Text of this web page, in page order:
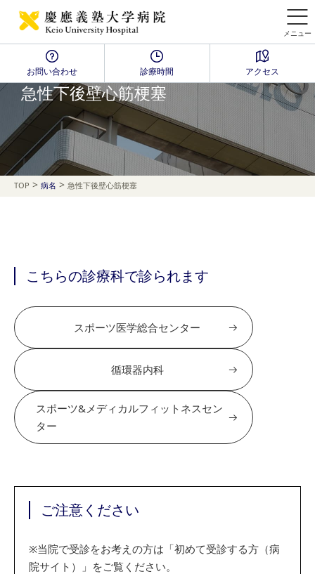
メニュー
お問い合わせ 診療時間 アクセス
Disease Name Search
急性下後壁心筋梗塞
TOP > 病名 > 急性下後壁心筋梗塞
こちらの診療科で診られます
スポーツ医学総合センター
循環器内科
スポーツ&メディカルフィットネスセン
ター
ご注意ください
※当院で受診をお考えの方は「初めて受診する方（病
院サイト）」をご覧ください。